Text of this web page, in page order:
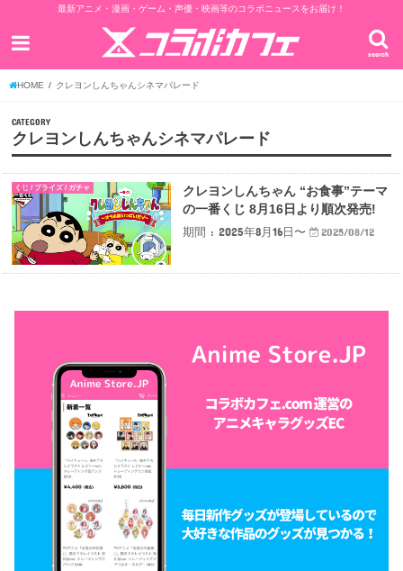
最新アニメ・漫画・ゲーム・声優・映画等のコラボニュースをお届け！
search
HOME クレヨンしんちゃんシネマパレード
CATEGORY
クレヨンしんちゃんシネマパレード
くじ / プライズ / ガチャ
クレヨンしんちゃん “お食事”テーマ
の一番くじ 8月16日より順次発売!
期間 : 2025年8月16日〜
2025/08/12